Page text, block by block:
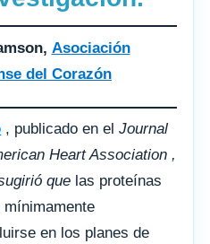
Asociación
del Corazón
, publicado en elJournal
Heart Association ,
que las proteínas
mínimamente
en los planes de